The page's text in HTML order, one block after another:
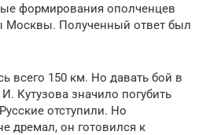
формирования ополченцев
Москвы. Полученный ответ был
всего 150 км. Но давать бой в
Кутузова значило погубить
отступили. Но
дремал, он готовился к